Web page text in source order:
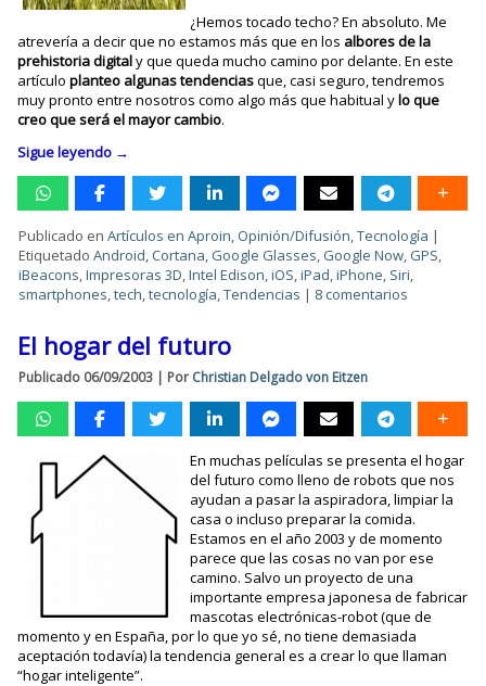
¿Hemos tocado techo? En absoluto. Me
atrevería a decir que no estamos más que en los albores de la
prehistoria digitaly que queda mucho camino por delante. En este
artículoplanteo algunas tendenciasque, casi seguro, tendremos
muy pronto entre nosotros como algo más que habitual ylo que
creo que será el mayor cambio.
Sigue leyendo →
Publicado en Artículos en Aproin, Opinión/Difusión,Tecnología |
Etiquetado Android,Cortana, Google Glasses, Google Now, GPS,
iBeacons,Impresoras 3D,Intel Edison,iOS,iPad,iPhone, Siri,
smartphones,tech,tecnología,Tendencias | 8 comentarios
El hogar del futuro
Publicado 06/09/2003 | Por Christian Delgado von Eitzen
En muchas películas se presenta el hogar
del futuro como lleno de robots que nos
ayudan a pasar la aspiradora, limpiar la
casa o incluso preparar la comida.
Estamos en el año 2003 y de momento
parece que las cosas no van por ese
camino. Salvo un proyecto de una
importante empresa japonesa de fabricar
mascotas electrónicas-robot (que de
momento y en España, por lo que yo sé, no tiene demasiada
aceptación todavía) la tendencia general es a crear lo que llaman
“hogar inteligente”.